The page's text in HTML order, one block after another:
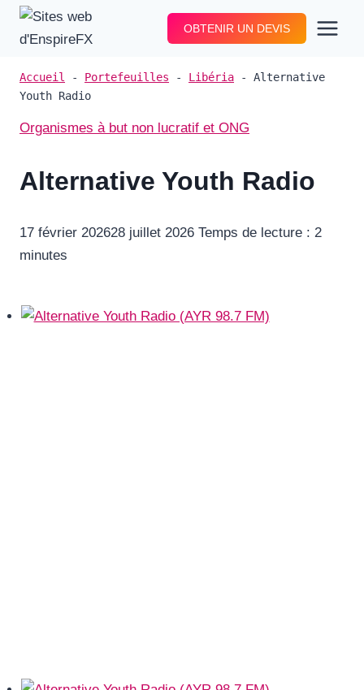
Aller
OBTENIR UN DEVIS
Accueil - Portefeuilles - Libéria - Alternative
Youth Radio
Organismes à but non lucratif et ONG
Alternative Youth Radio
17 février 202628 juillet 2026 Temps de lecture : 2
minutes